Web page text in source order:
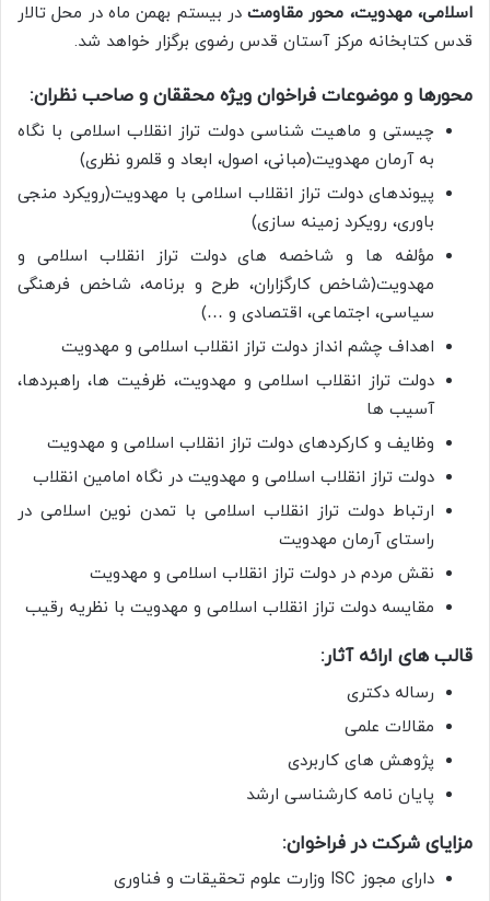
اسلامی، مهدویت، محور مقاومتدر بیستم بهمن ماه در محل تالار
قدس کتابخانه مرکز آستان قدس رضوی برگزار خواهد شد.
محورها و موضوعات فراخوان ویژه محققان و صاحب نظران:
چیستی و ماهیت شناسی دولت تراز انقلاب اسلامی با نگاه
به آرمان مهدویت(مبانی، اصول، ابعاد و قلمرو نظری)
پیوندهای دولت تراز انقلاب اسلامی با مهدویت(رویکرد منجی
باوری، رویکرد زمینه سازی)
مؤلفه ها و شاخصه های دولت تراز انقلاب اسلامی و
مهدویت(شاخص کارگزاران، طرح و برنامه، شاخص فرهنگی
سیاسی، اجتماعی، اقتصادی و …)
اهداف چشم انداز دولت تراز انقلاب اسلامی و مهدویت
دولت تراز انقلاب اسلامی و مهدویت، ظرفیت ها، راهبردها،
آسیب ها
وظایف و کارکردهای دولت تراز انقلاب اسلامی و مهدویت
دولت تراز انقلاب اسلامی و مهدویت در نگاه امامین انقلاب
ارتباط دولت تراز انقلاب اسلامی با تمدن نوین اسلامی در
راستای آرمان مهدویت
نقش مردم در دولت تراز انقلاب اسلامی و مهدویت
مقایسه دولت تراز انقلاب اسلامی و مهدویت با نظریه رقیب
قالب های ارائه آثار:
رساله دکتری
مقالات علمی
پژوهش های کاربردی
پایان نامه کارشناسی ارشد
مزایای شرکت در فراخوان:
دارای مجوز ISC وزارت علوم تحقیقات و فناوری